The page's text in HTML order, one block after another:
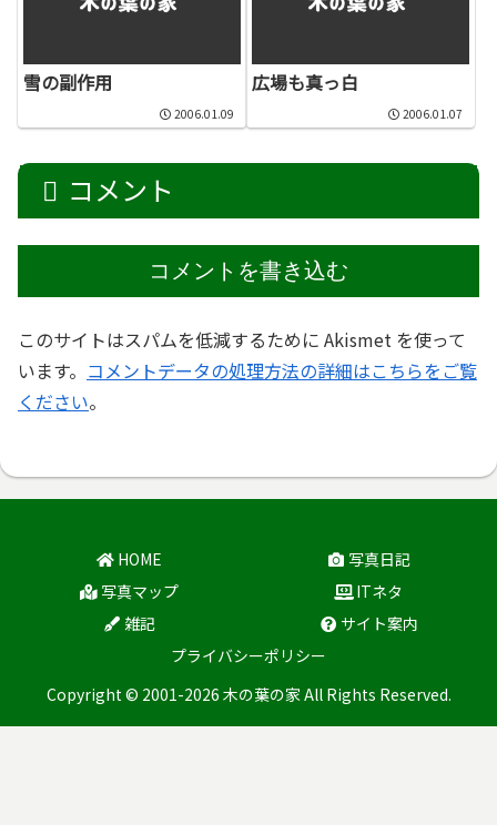
雪の副作用
2006.01.09
広場も真っ白
2006.01.07
コメント
コメントを書き込む
このサイトはスパムを低減するために Akismet を使って
います。 コメントデータの処理方法の詳細はこちらをご覧
ください。
HOME
写真日記
写真マップ
ITネタ
雑記
サイト案内
プライバシーポリシー
Copyright © 2001-2026 木の葉の家 All Rights Reserved.